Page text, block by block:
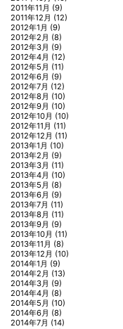
2011年11月 (9)
2011年12月 (12)
2012年1月 (9)
2012年2月 (8)
2012年3月 (9)
2012年4月 (12)
2012年5月 (11)
2012年6月 (9)
2012年7月 (12)
2012年8月 (10)
2012年9月 (10)
2012年10月 (10)
2012年11月 (11)
2012年12月 (11)
2013年1月 (10)
2013年2月 (9)
2013年3月 (11)
2013年4月 (10)
2013年5月 (8)
2013年6月 (9)
2013年7月 (11)
2013年8月 (11)
2013年9月 (9)
2013年10月 (11)
2013年11月 (8)
2013年12月 (10)
2014年1月 (9)
2014年2月 (13)
2014年3月 (9)
2014年4月 (8)
2014年5月 (10)
2014年6月 (8)
2014年7月 (14)